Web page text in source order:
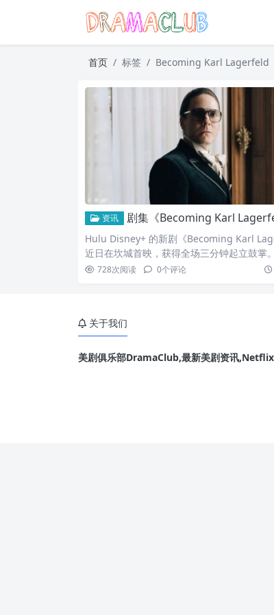
首页 标签 Becoming Karl Lagerfeld
资讯 剧集《Becoming Karl Lagerfeld》坎城首映！丹尼尔布尔化身「老
Hulu Disney+ 的新剧《Becoming Karl
近日在坎城首映，获得全场三分钟起立鼓掌
已故德国设计师卡尔拉格斐成为席捲流行文
Saint Laurent）试图但笨拙地接近德巴榭。
728次阅读 0个评论
关于我们
美剧俱乐部DramaClub,最新美剧资讯